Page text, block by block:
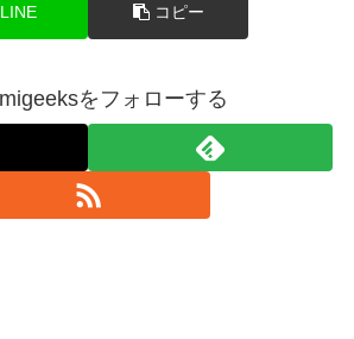
LINE コピー
をフォローする